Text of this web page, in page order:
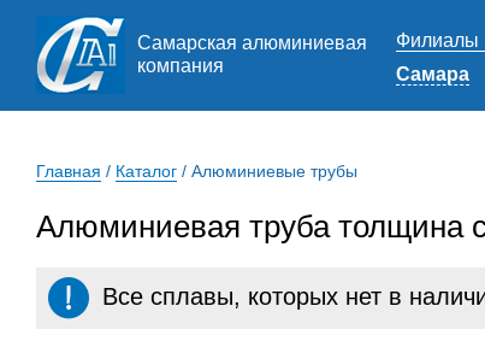
Самарская алюминиевая
компания
Филиалы
Самара
Главная / Каталог / Алюминиевые трубы
Алюминиевая труба толщина
Все сплавы, которых нет в